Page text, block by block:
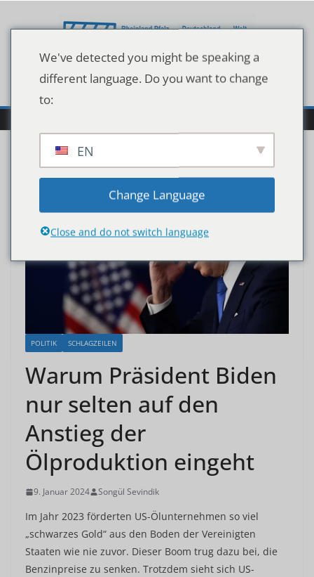
Inhalt
POLITIK SCHLAGZEILEN
Warum Präsident Biden
nur selten auf den
Anstieg der
Ölproduktion eingeht
9. Januar 2024 Songül Sevindik
Im Jahr 2023 förderten US-Ölunternehmen so viel
„schwarzes Gold“ aus den Boden der Vereinigten
Staaten wie nie zuvor. Dieser Boom trug dazu bei, die
Benzinpreise zu senken. Trotzdem sieht sich US-
We've detected you might be speaking a
different language. Do you want to change
to:
EN
Change Language
Close and do not switch language